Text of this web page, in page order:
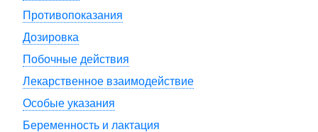
Противопоказания
Дозировка
Побочные действия
Лекарственное взаимодействие
Особые указания
Беременность и лактация